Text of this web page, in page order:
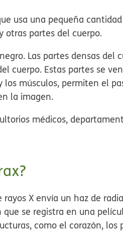
usa una pequeña
otras partes del cuerpo.
Las partes densas del
cuerpo. Estas partes se
músculos, permiten el
la imagen.
médicos,
X envía un haz de
se registra en una
como el corazón, los